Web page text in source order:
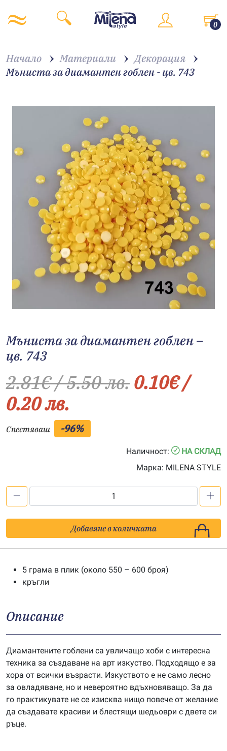
0
Начало Материали
Декорация
Мъниста за диамантен гоблен - цв. 743
Мъниста за диамантен гоблен –
цв. 743
2.81€/ 5.50 лв.0.10€/
0.20 лв.
Спестяваш -96%
Наличност:
НА СКЛАД
Марка: MILENA STYLE
за
диамантен
цв.
Добавяне в количката
5 грама в плик (около 550 – 600 броя)
кръгли
Описание
Диамантените гоблени са увличащо хоби с интересна
техника за създаване на арт изкуство. Подходящо е за
хора от всички възрасти. Изкуството е не само лесно
за овладяване, но и невероятно вдъхновяващо. За да
го практикувате не се изисква нищо повече от желание
да създавате красиви и блестящи шедьоври с двете си
ръце.